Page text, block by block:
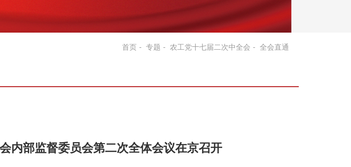
首页 - 专题 - 农工党十七届二次中全会 - 全会直通
内部监督委员会第二次全体会议在京召开